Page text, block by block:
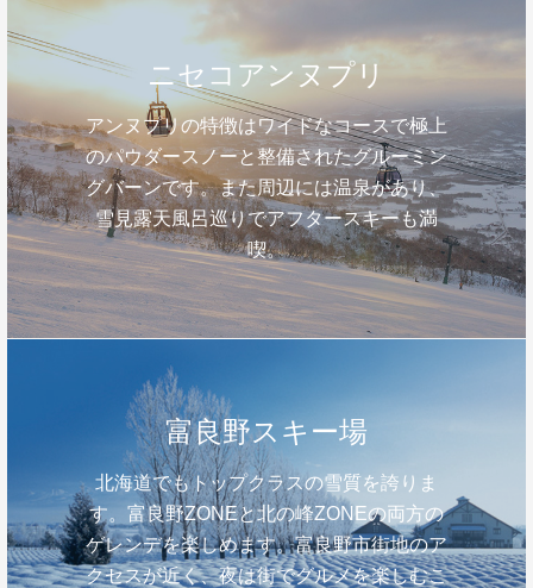
ニセコアンヌプリ
アンヌプリの特徴はワイドなコースで極上
のパウダースノーと整備されたグルーミン
グバーンです。また周辺には温泉があり、
雪見露天風呂巡りでアフタースキーも満
喫。
富良野スキー場
北海道でもトップクラスの雪質を誇りま
す。富良野ZONEと北の峰ZONEの両方の
ゲレンデを楽しめます。富良野市街地のア
クセスが近く、夜は街でグルメを楽しむこ